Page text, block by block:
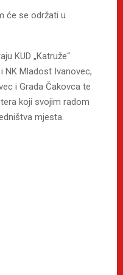
će se održati u
KUD „Katruže“
NK Mladost Ivanovec,
i Grada Čakovca te
koji svojim radom
mjesta.